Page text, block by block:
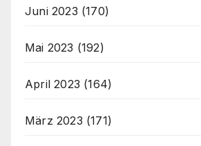
Juni 2023 (170)
Mai 2023 (192)
April 2023 (164)
März 2023 (171)